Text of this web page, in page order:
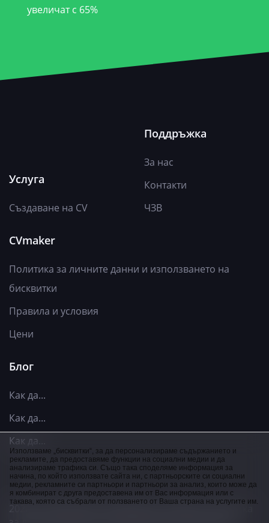
Използваме „бисквитки“, за да персонализираме съдържанието и
рекламите, да предоставяме функции на социални медии и да
анализираме трафика си. Също така споделяме информация за
начина, по който използвате сайта ни, с партньорските си социални
медии, рекламните си партньори и партньори за анализ, които може да
я комбинират с друга предоставена им от Вас информация или с
такава, която са събрали от ползването от Ваша страна на услугите им.
увеличат с 65%
Услуга
Създаване на CV
Поддръжка
За нас
Контакти
ЧЗВ
CVmaker
Политика за личните данни и използването на
бисквитки
Правила и условия
Цени
Блог
​Как да...
Как да...
Как да...
2026 © CVmaker.bg | Правила и условия
Политика